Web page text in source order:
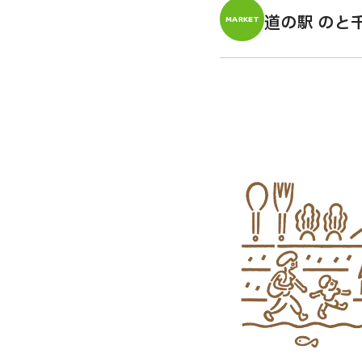
MARKET 道の駅 のと